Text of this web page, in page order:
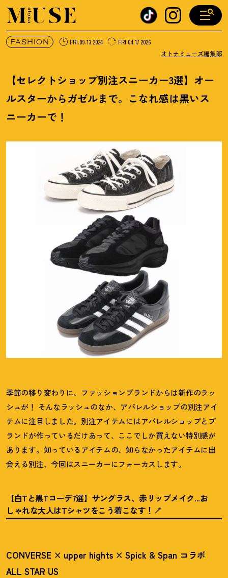
オトナミューズ ウェブ
FASHION FRI.09.13 2024 FRI.04.17 2026
オトナミューズ編集部
【セレクトショップ別注スニーカー3選】オー
ルスターからガゼルまで。こなれ感は黒いス
ニーカーで ！
季節の移り変わりに、ファッションブランドからは新作のラッ
シュが ！ そんなラッシュのなか、アパレルショップの別注アイ
テムに注目しました。別注アイテムにはアパレルショップとブ
ランドが作っているだけあって、ここでしか買えない特別感が
あります。知っているアイテムの、知らなかったアイテムに出
会える別注、今回はスニーカーにフォーカスします。
【白Tと黒Tコーデ7選】サングラス、赤リップメイク...お
しゃれな大人はTシャツをこう着こなす ！
CONVERSE × upper hights × Spick & Span コラボ
ALL STAR US